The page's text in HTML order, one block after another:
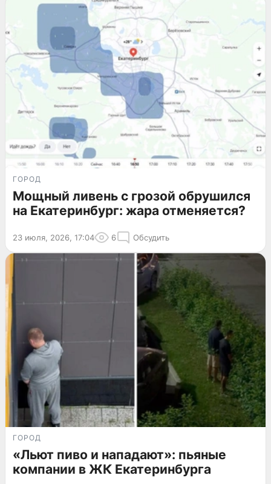
ГОРОД
Мощный ливень с грозой обрушился
на Екатеринбург: жара отменяется?
23 июля, 2026, 17:04 6 Обсудить
ГОРОД
«Льют пиво и нападают»: пьяные
компании в ЖК Екатеринбурга